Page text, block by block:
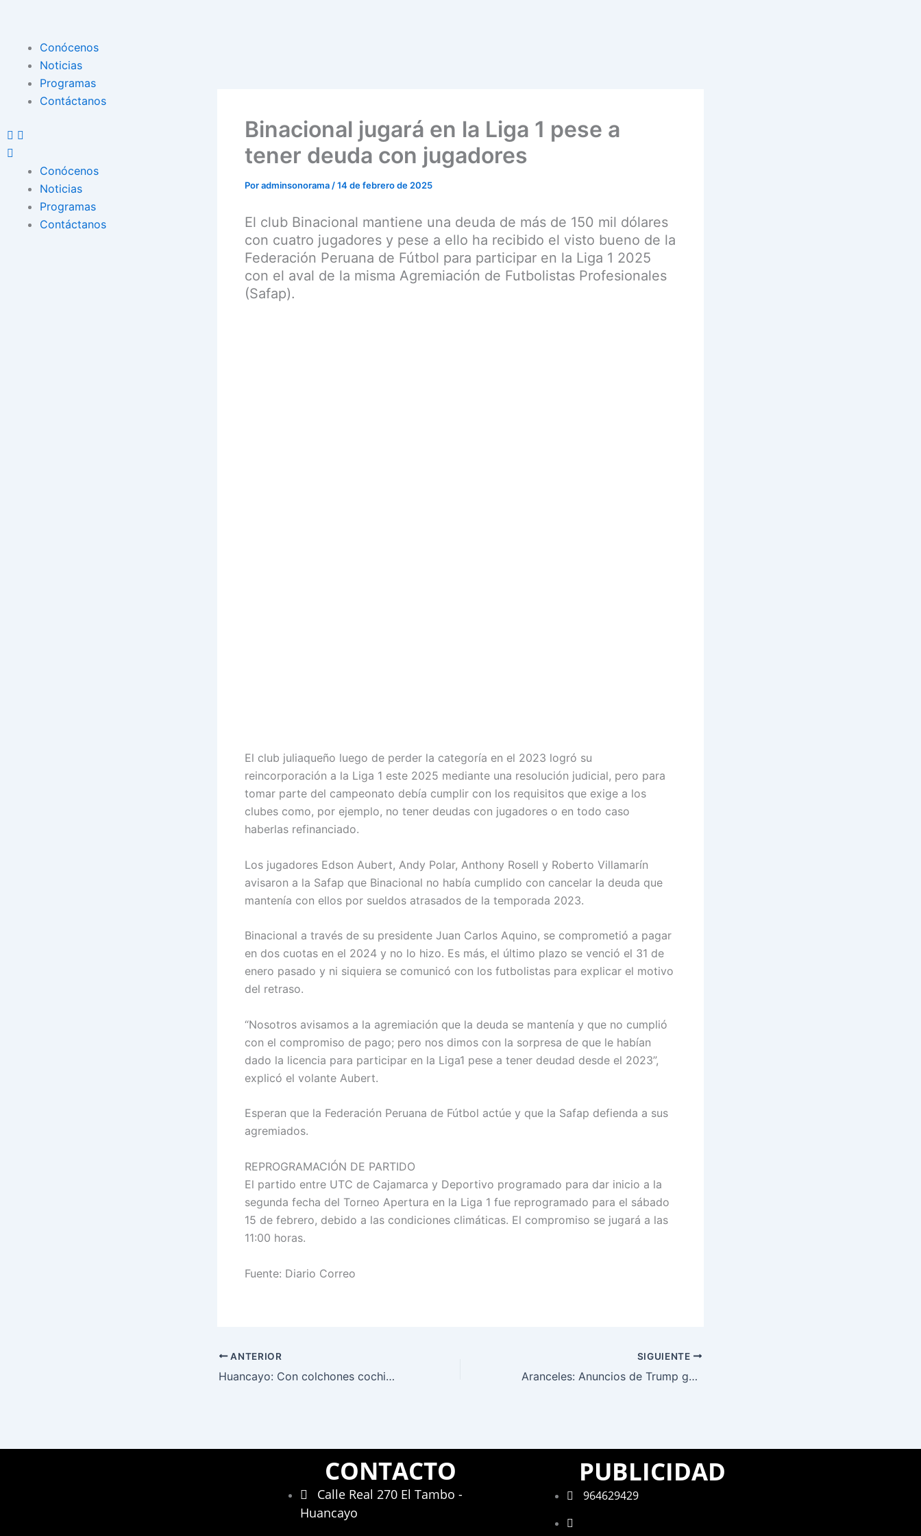
contenidoConócenos
Noticias
Programas
Contáctanos
Menu
Conócenos
Noticias
Programas
Contáctanos
Binacional jugará en la Liga 1 pese a
tener deuda con jugadores
Poradminsonorama /14 de febrero de 2025
El club Binacional mantiene una deuda de más de 150 mil dólares
con cuatro jugadores y pese a ello ha recibido el visto bueno de la
Federación Peruana de Fútbol para participar en la Liga 1 2025
con el aval de la misma Agremiación de Futbolistas Profesionales
(Safap).
El club juliaqueño luego de perder la categoría en el 2023 logró su
reincorporación a la Liga 1 este 2025 mediante una resolución judicial, pero para
tomar parte del campeonato debía cumplir con los requisitos que exige a los
clubes como, por ejemplo, no tener deudas con jugadores o en todo caso
haberlas refinanciado.
Los jugadores Edson Aubert, Andy Polar, Anthony Rosell y Roberto Villamarín
avisaron a la Safap que Binacional no había cumplido con cancelar la deuda que
mantenía con ellos por sueldos atrasados de la temporada 2023.
Binacional a través de su presidente Juan Carlos Aquino, se comprometió a pagar
en dos cuotas en el 2024 y no lo hizo. Es más, el último plazo se venció el 31 de
enero pasado y ni siquiera se comunicó con los futbolistas para explicar el motivo
del retraso.
“Nosotros avisamos a la agremiación que la deuda se mantenía y que no cumplió
con el compromiso de pago; pero nos dimos con la sorpresa de que le habían
dado la licencia para participar en la Liga1 pese a tener deudad desde el 2023”,
explicó el volante Aubert.
Esperan que la Federación Peruana de Fútbol actúe y que la Safap defienda a sus
agremiados.
REPROGRAMACIÓN DE PARTIDO
El partido entre UTC de Cajamarca y Deportivo programado para dar inicio a la
segunda fecha del Torneo Apertura en la Liga 1 fue reprogramado para el sábado
15 de febrero, debido a las condiciones climáticas. El compromiso se jugará a las
11:00 horas.
Fuente: Diario Correo
ANTERIOR
Huancayo: Con colchones cochinos hospedajes esperaban a enamorados
SIGUIENTE
Aranceles: Anuncios de Trump generan gran incertidumbre
CONTACTO
Calle Real 270 El Tambo -
Huancayo
PUBLICIDAD
964629429